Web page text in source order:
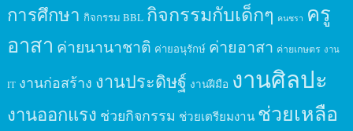
การศึกษา กิจกรรม BBL กิจกรรมกับเด็กๆ คนชรา ครู
อาสา ค่ายนานาชาติ ค่ายอนุรักษ์ ค่ายอาสา ค่ายเกษตร งาน
IT งานก่อสร้าง งานประดิษฐ์ งานฝีมือ งานศิลปะ
งานออกแรง ช่วยกิจกรรม ช่วยเตรียมงาน ช่วยเหลือ